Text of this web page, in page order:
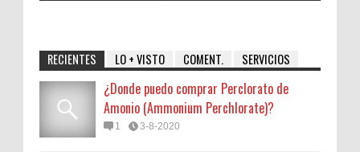
RECIENTES LO + VISTO COMENT. SERVICIOS
¿Donde puedo comprar Perclorato de
Amonio (Ammonium Perchlorate)?
1 3-8-2020